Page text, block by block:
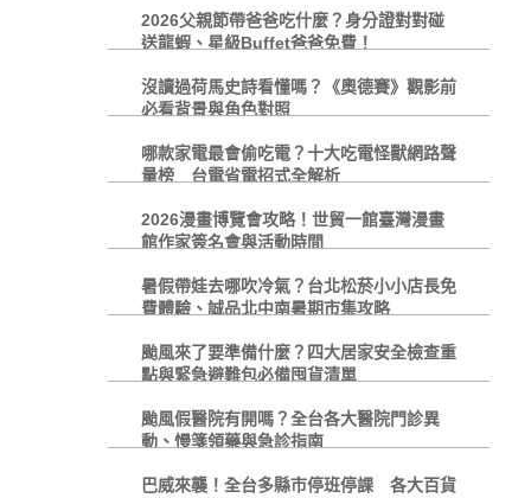
2026父親節帶爸爸吃什麼？身分證對對碰
送龍蝦、星級Buffet爸爸免費！
沒讀過荷馬史詩看懂嗎？《奧德賽》觀影前
必看背景與角色對照
哪款家電最會偷吃電？十大吃電怪獸網路聲
量榜 台電省電招式全解析
2026漫畫博覽會攻略！世貿一館臺灣漫畫
館作家簽名會與活動時間
暑假帶娃去哪吹冷氣？台北松菸小小店長免
費體驗、誠品北中南暑期市集攻略
颱風來了要準備什麼？四大居家安全檢查重
點與緊急避難包必備囤貨清單
颱風假醫院有開嗎？全台各大醫院門診異
動、慢箋領藥與急診指南
巴威來襲！全台多縣市停班停課 各大百貨